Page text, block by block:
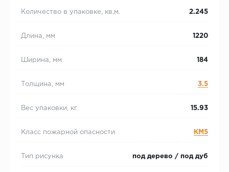
Количество в упаковке, кв.м. 2.245
Длина, мм 1220
Ширина, мм 184
Толщина, мм 3.5
Вес упаковки, кг 15.93
Класс пожарной опасности КМ5
Тип рисунка под дерево / под дуб